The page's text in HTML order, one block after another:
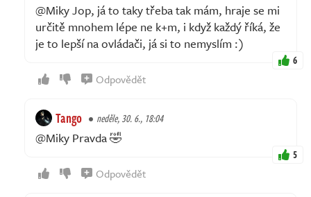
@Miky Jop, já to taky třeba tak mám, hraje se mi
určitě mnohem lépe ne k+m, i když každý říká, že
je to lepší na ovládači, já si to nemyslím :)
6
Odpovědět
Tango neděle, 30. 6., 18:04
@Miky Pravda 🤣
5
Odpovědět